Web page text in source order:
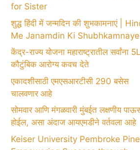
for Sister
शुद्ध हिंदी में जन्मदिन की शुभकामनाएं |
Me Janamdin Ki Shubhkamnaye
केंद्र-राज्य योजना महाराष्ट्रातील सर्वांना
कौटुंबिक आरोग्य कवच देते
एकादशीसाठी एमएसआरटीसी 290 बसेस
चालवणार आहे
सोमवार आणि मंगळवारी मुंबईत लक्षणीय
होईल, असा अंदाज आयएमडीने वर्तवला आहे
Keiser University Pembroke